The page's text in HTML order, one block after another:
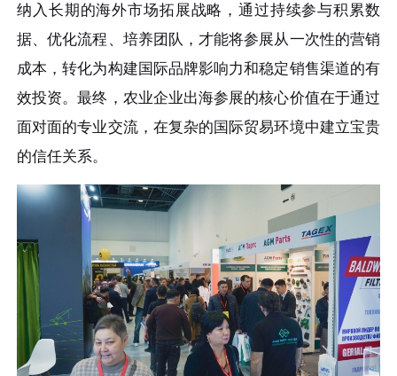
纳入长期的海外市场拓展战略，通过持续参与积累数
据、优化流程、培养团队，才能将参展从一次性的营销
成本，转化为构建国际品牌影响力和稳定销售渠道的有
效投资。最终，农业企业出海参展的核心价值在于通过
面对面的专业交流，在复杂的国际贸易环境中建立宝贵
的信任关系。